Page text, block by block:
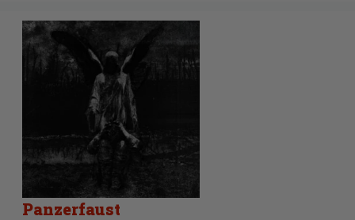
Panzerfaust